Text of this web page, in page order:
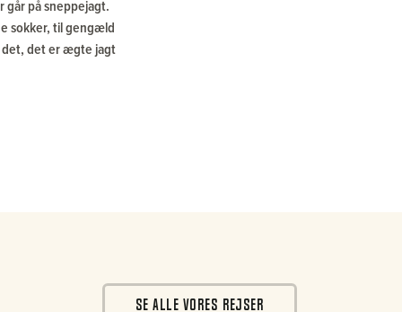
går på sneppejagt.
sokker, til gengæld
det, det er ægte jagt
SE ALLE VORES REJSER